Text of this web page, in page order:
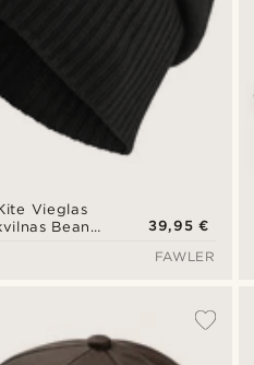
Vieglas
Beanie
39,95 €
FAWLER